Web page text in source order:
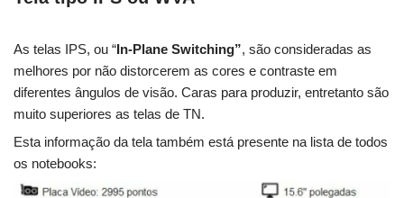
As telas IPS, ou “In-Plane Switching”, são consideradas as
melhores por não distorcerem as cores e contraste em
diferentes ângulos de visão. Caras para produzir, entretanto são
muito superiores as telas de TN.
Esta informação da tela também está presente na lista de todos
os notebooks: